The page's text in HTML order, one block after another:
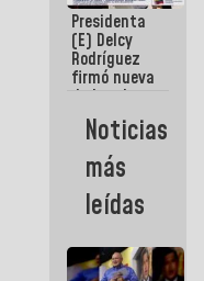
Presidenta
(E) Delcy
Rodríguez
firmó nueva
de Ley de
Arrendamiento
aprobada
por la AN
Noticias
más
leídas